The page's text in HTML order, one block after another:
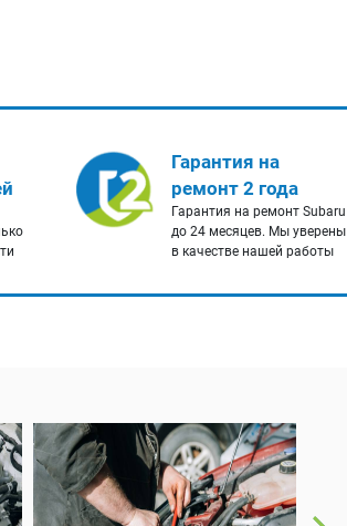
Гарантия на
ремонт 2 года
Гарантия на ремонт Subaru
до 24 месяцев. Мы уверены
в качестве нашей работы